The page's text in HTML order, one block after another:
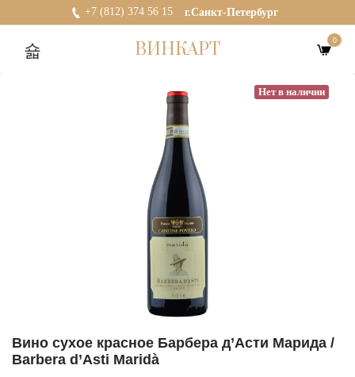
+7 (812) 374 56 15 г.Санкт-Петербург
ВИНКАРТ 0
Нет в наличии
Вино сухое красное Барбера д’Асти Марида /
Barbera d’Asti Maridà